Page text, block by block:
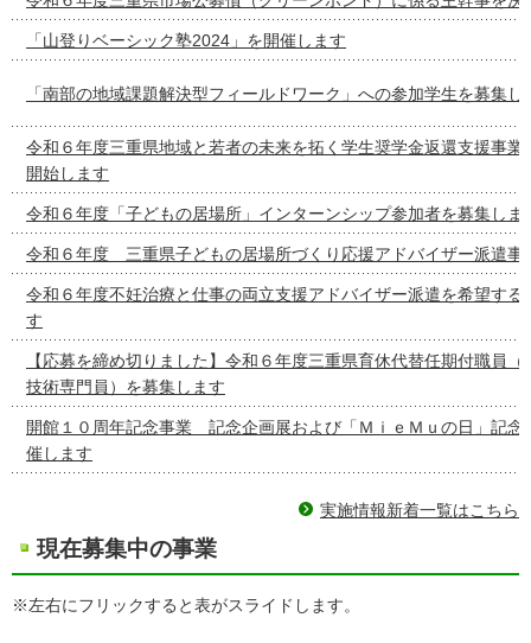
「山登りベーシック塾2024」を開催します
「南部の地域課題解決型フィールドワーク」への参加学生を募集し
令和６年度三重県地域と若者の未来を拓く学生奨学金返還支援事業
開始します
令和６年度「子どもの居場所」インターンシップ参加者を募集しま
令和６年度 三重県子どもの居場所づくり応援アドバイザー派遣事
令和６年度不妊治療と仕事の両立支援アドバイザー派遣を希望する
す
【応募を締め切りました】令和６年度三重県育休代替任期付職員
技術専門員）を募集します
開館１０周年記念事業 記念企画展および「ＭｉｅＭｕの日」記念
催します
実施情報新着一覧はこちら
現在募集中の事業
※左右にフリックすると表がスライドします。